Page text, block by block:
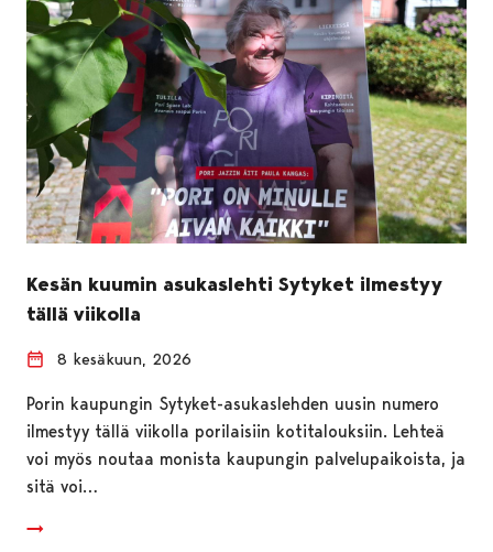
Kesän kuumin asukaslehti Sytyket ilmestyy
tällä viikolla
8 kesäkuun, 2026
Porin kaupungin Sytyket-asukaslehden uusin numero
ilmestyy tällä viikolla porilaisiin kotitalouksiin. Lehteä
voi myös noutaa monista kaupungin palvelupaikoista, ja
sitä voi…